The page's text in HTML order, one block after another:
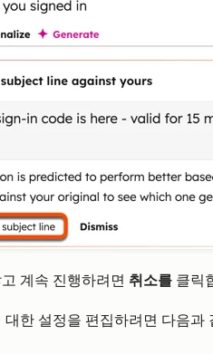
계속 진행하려면 취소를 클릭
한 설정을 편집하려면 다음과